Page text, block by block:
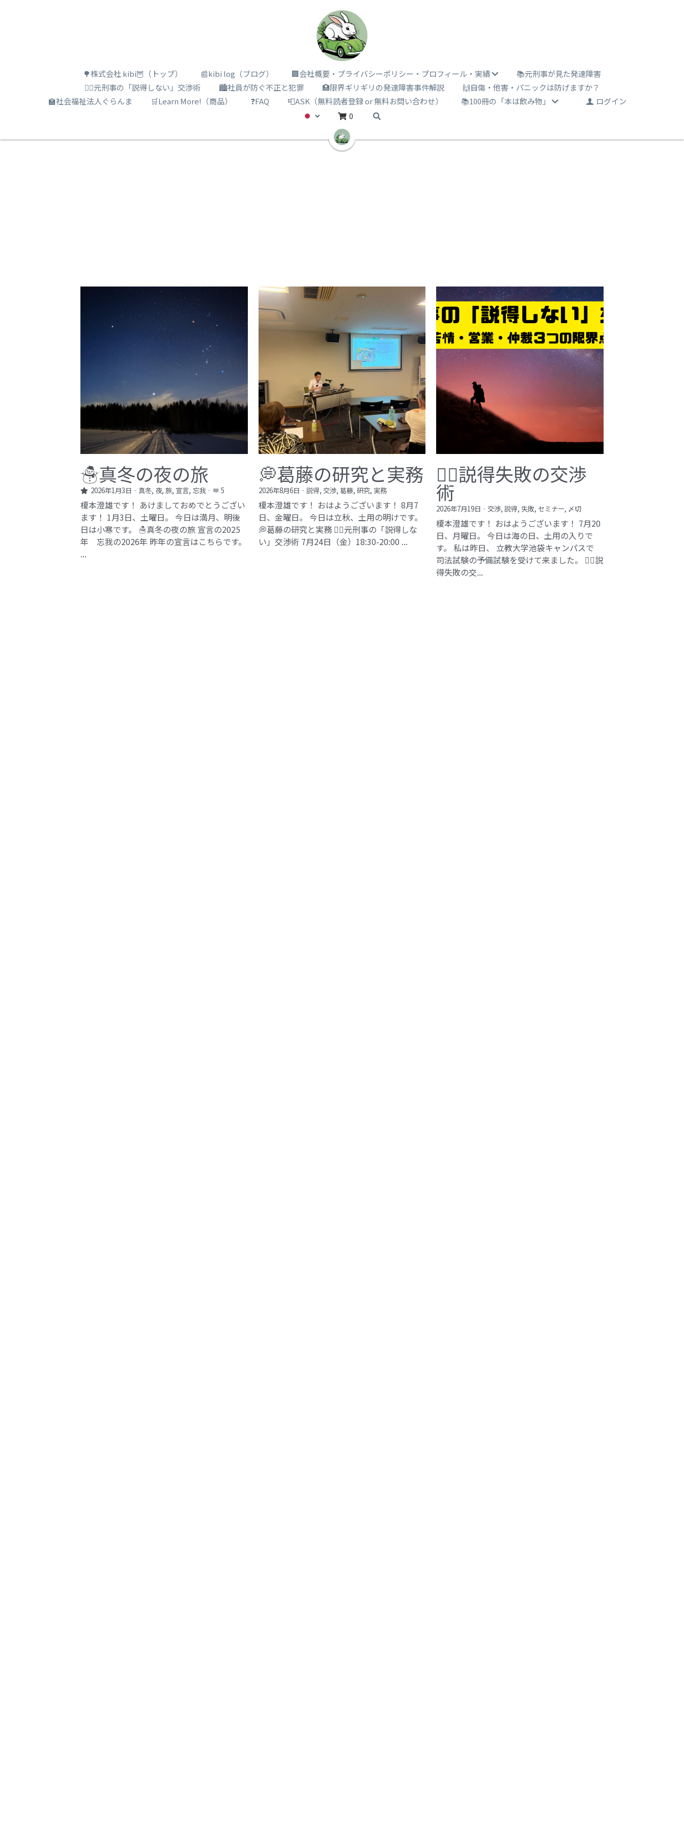
🌳株式会社 kibi🦉（トップ） 📰kibi log（ブログ） 🏢会社概要・プライバシーポリシー・プロフィール・実績
📚元刑事が見た発達障害
🕵️‍♂️元刑事の「説得しない」交渉術
🏙️社員が防ぐ不正と犯罪 🏥限界ギリギリの発達障害事件解説
🙌自傷・他害・パニックは防げますか？
🏫社会福祉法人ぐらんま
🛒Learn More!（商品） ❓FAQ 📮ASK（無料読者登録 or 無料お問い合わせ） 📚100冊の「本は飲み物」
ログイン
0
☃️真冬の夜の旅
2026年1月3日 · 真冬, 夜, 旅, 宣言, 忘我· 5
榎本澄雄です！ あけましておめでとうござい
ます！ 1月3日、土曜日。 今日は満月、明後
日は小寒です。 ☃️真冬の夜の旅 宣言の2025
年 忘我の2026年​ 昨年の宣言はこちらです。
...
💭葛藤の研究と実務
2026年8月6日 · 説得, 交渉, 葛藤, 研究, 実務
榎本澄雄です！ おはようございます！ 8月7
日、金曜日。 今日は立秋、土用の明けです。
💭葛藤の研究と実務 🕵️‍♂️元刑事の「説得しな
い」交渉術​ 7月24日（金）18:30-20:00 ...
🕵️‍♂️説得失敗の交渉
術
2026年7月19日 · 交渉, 説得, 失敗, セミナー, 〆切
榎本澄雄です！ おはようございます！ 7月20
日、月曜日。 今日は海の日、土用の入りで
す。 私は昨日、 立教大学池袋キャンパスで
司法試験の予備試験を受けて来ました。 🕵️‍♂️説
得失敗の交...